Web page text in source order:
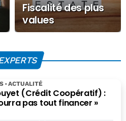
Fiscalité des plus
values
immobilières 2026,
(Crédit Coopératif) :
pas tout financer »
ACTUALITÉ